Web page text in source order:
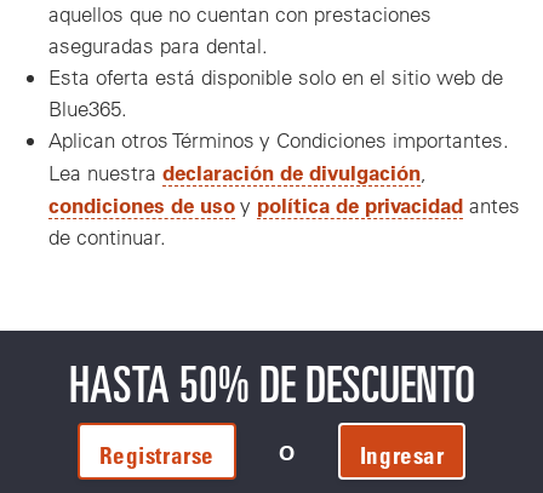
aquellos que no cuentan con prestaciones
aseguradas para dental.
Esta oferta está disponible solo en el sitio web de
Blue365.
Aplican otros Términos y Condiciones importantes.
Lea nuestra declaración de divulgación,
condiciones de usoy política de privacidad antes
de continuar.
HASTA 50% DE DESCUENTO
Registrarse O Ingresar